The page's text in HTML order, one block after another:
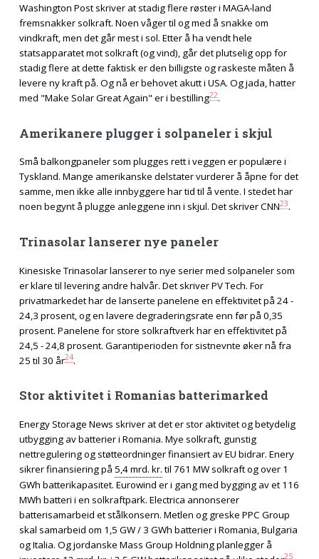
Washington Post skriver at stadig flere røster i MAGA-land
fremsnakker solkraft. Noen våger til og med å snakke om
vindkraft, men det går mest i sol. Etter å ha vendt hele
statsapparatet mot solkraft (og vind), går det plutselig opp for
stadig flere at dette faktisk er den billigste og raskeste måten å
levere ny kraft på. Og nå er behovet akutt i USA. Og jada, hatter
med "Make Solar Great Again" er i bestilling22.
Amerikanere plugger i solpaneler i skjul
Små balkongpaneler som plugges rett i veggen er populære i
Tyskland. Mange amerikanske delstater vurderer å åpne for det
samme, men ikke alle innbyggere har tid til å vente. I stedet har
noen begynt å plugge anleggene inn i skjul. Det skriver CNN23.
Trinasolar lanserer nye paneler
Kinesiske Trinasolar lanserer to nye serier med solpaneler som
er klare til levering andre halvår. Det skriver PV Tech. For
privatmarkedet har de lanserte panelene en effektivitet på 24 -
24,3 prosent, og en lavere degraderingsrate enn før på 0,35
prosent. Panelene for store solkraftverk har en effektivitet på
24,5 - 24,8 prosent. Garantiperioden for sistnevnte øker nå fra
25 til 30 år24.
Stor aktivitet i Romanias batterimarked
Energy Storage News skriver at det er stor aktivitet og betydelig
utbygging av batterier i Romania. Mye solkraft, gunstig
nettregulering og støtteordninger finansiert av EU bidrar. Enery
sikrer finansiering på 5,4 mrd. kr.til 761 MW solkraft og over 1
GWh batterikapasitet. Eurowind er i gang med bygging av et 116
MWh batteri i en solkraftpark. Electrica annonserer
batterisamarbeid et stålkonsern. Metlen og greske PPC Group
skal samarbeid om 1,5 GW / 3 GWh batterier i Romania, Bulgaria
og Italia. Og jordanske Mass Group Holdning planlegger å
25